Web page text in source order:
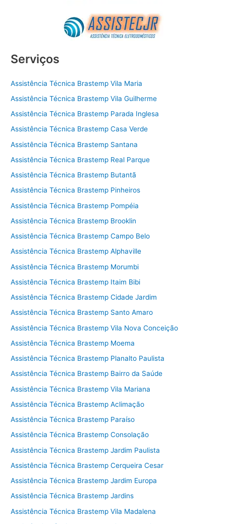
Serviços
Assistência Técnica Brastemp Vila Maria
Assistência Técnica Brastemp Vila Guilherme
Assistência Técnica Brastemp Parada Inglesa
Assistência Técnica Brastemp Casa Verde
Assistência Técnica Brastemp Santana
Assistência Técnica Brastemp Real Parque
Assistência Técnica Brastemp Butantã
Assistência Técnica Brastemp Pinheiros
Assistência Técnica Brastemp Pompéia
Assistência Técnica Brastemp Brooklin
Assistência Técnica Brastemp Campo Belo
Assistência Técnica Brastemp Alphaville
Assistência Técnica Brastemp Morumbi
Assistência Técnica Brastemp Itaim Bibi
Assistência Técnica Brastemp Cidade Jardim
Assistência Técnica Brastemp Santo Amaro
Assistência Técnica Brastemp Vila Nova Conceição
Assistência Técnica Brastemp Moema
Assistência Técnica Brastemp Planalto Paulista
Assistência Técnica Brastemp Bairro da Saúde
Assistência Técnica Brastemp Vila Mariana
Assistência Técnica Brastemp Aclimação
Assistência Técnica Brastemp Paraíso
Assistência Técnica Brastemp Consolação
Assistência Técnica Brastemp Jardim Paulista
Assistência Técnica Brastemp Cerqueira Cesar
Assistência Técnica Brastemp Jardim Europa
Assistência Técnica Brastemp Jardins
Assistência Técnica Brastemp Vila Madalena